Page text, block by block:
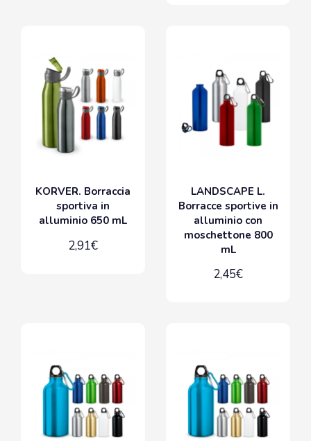
KORVER. Borraccia
sportiva in
alluminio 650 mL
2,91€
LANDSCAPE L.
Borracce sportive in
alluminio con
moschettone 800
mL
2,45€